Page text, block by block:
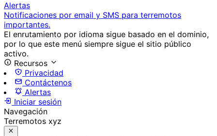
Alertas
Notificaciones por email y SMS para terremotos
importantes.
El enrutamiento por idioma sigue basado en el dominio,
por lo que este menú siempre sigue el sitio público
activo.
Recursos
Privacidad
Contáctenos
Alertas
Iniciar sesión
Navegación
Terremotos xyz